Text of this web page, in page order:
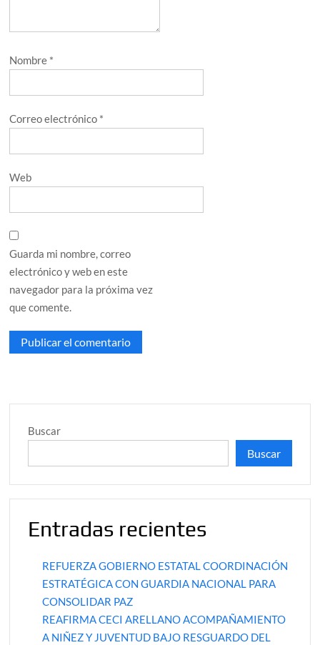
Nombre *
Correo electrónico *
Web
Guarda mi nombre, correo
electrónico y web en este
navegador para la próxima vez
que comente.
Buscar
Buscar
Entradas recientes
REFUERZA GOBIERNO ESTATAL COORDINACIÓN
ESTRATÉGICA CON GUARDIA NACIONAL PARA
CONSOLIDAR PAZ
REAFIRMA CECI ARELLANO ACOMPAÑAMIENTO
A NIÑEZ Y JUVENTUD BAJO RESGUARDO DEL